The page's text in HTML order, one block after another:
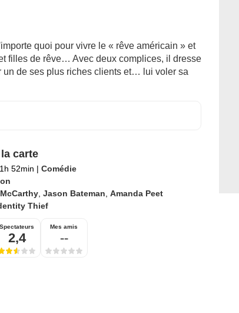
quoi pour vivre le « rêve américain » et
filles de rêve… Avec deux complices, il dresse
de ses plus riches clients et… lui voler sa
carte
1h 52min | Comédie
, Jason Bateman Amanda Peet
Thief
Spectateurs
2,4
Mes amis
--